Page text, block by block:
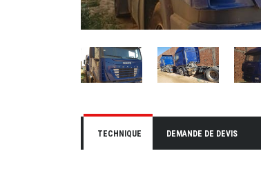
TECHNIQUE DEMANDE DE DEVIS